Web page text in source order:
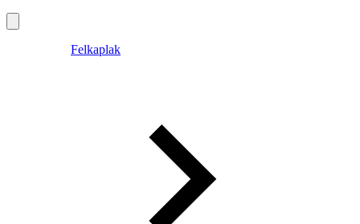
Felkaplak